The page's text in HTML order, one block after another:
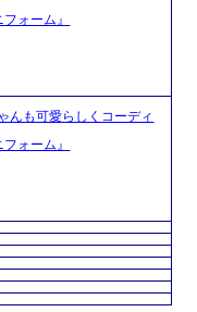
ォーム』
んも可愛らしくコーディ
ォーム』